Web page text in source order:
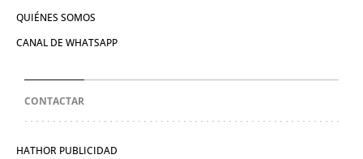
QUIÉNES SOMOS
CANAL DE WHATSAPP
CONTACTAR
HATHOR PUBLICIDAD